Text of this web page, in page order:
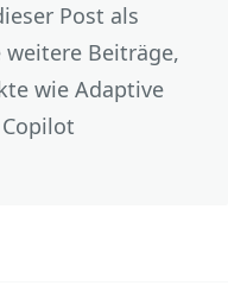
Post als
Beiträge,
wie Adaptive